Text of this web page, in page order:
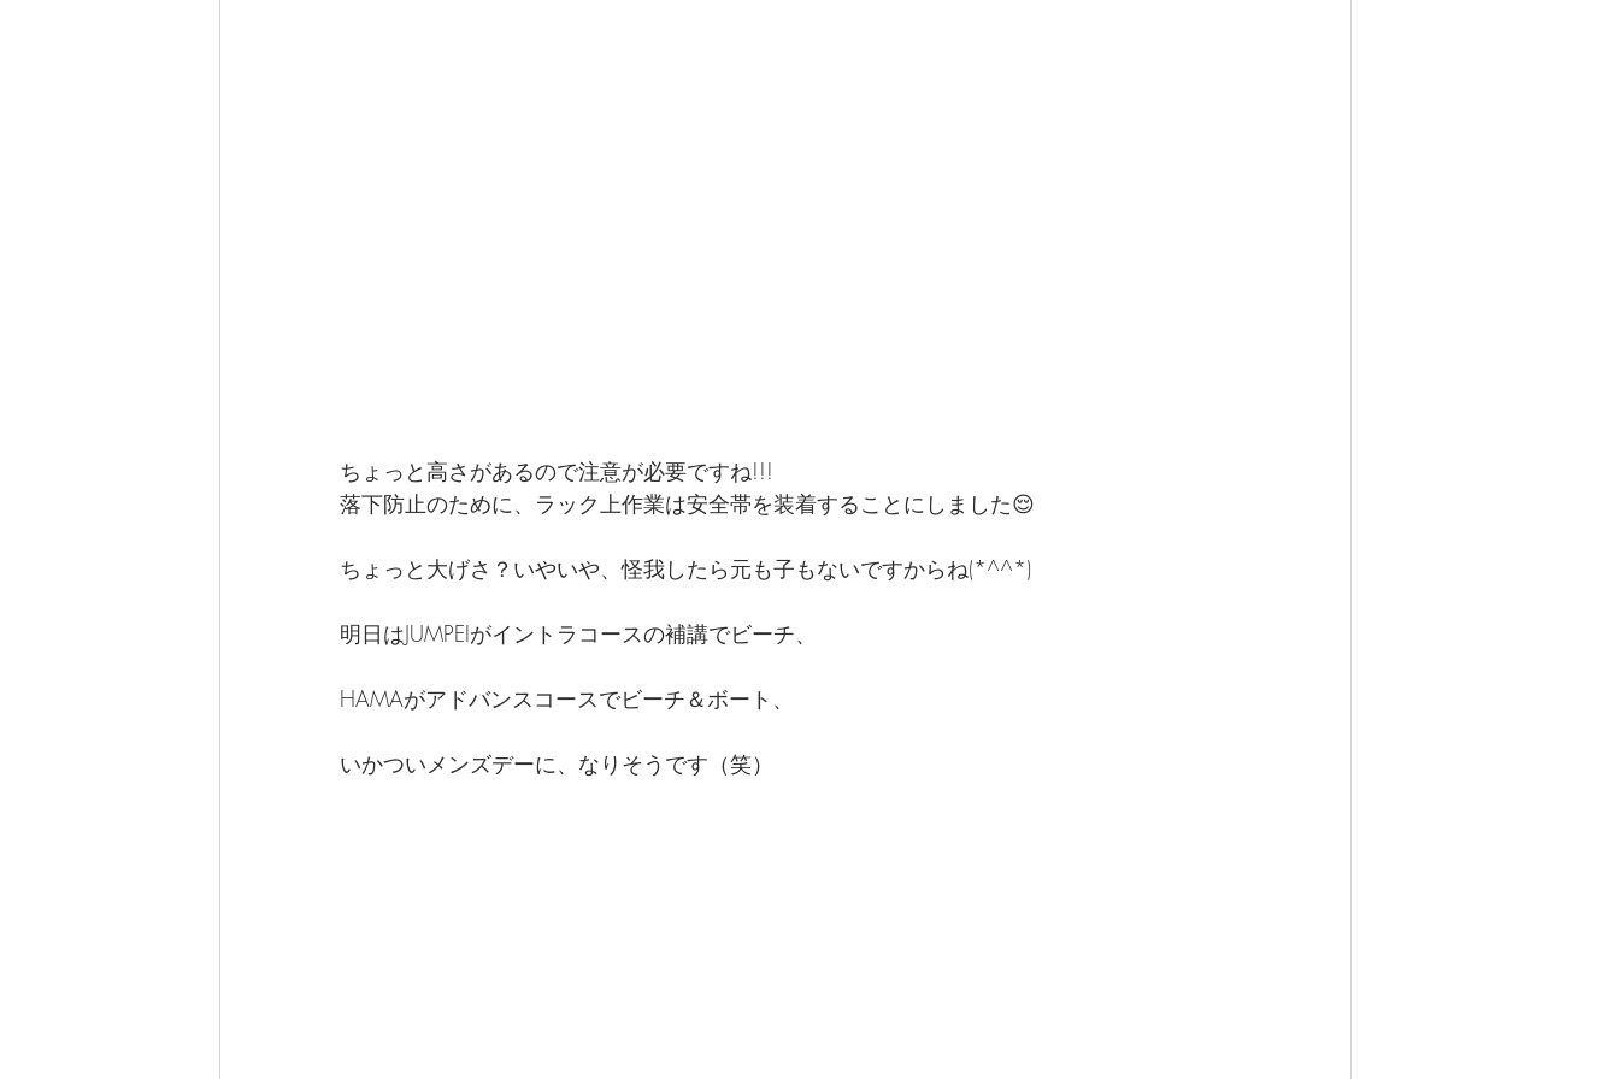
ちょっと高さがあるので注意が必要ですね!!!
落下防止のために、ラック上作業は安全帯を装着することにしました😌
ちょっと大げさ？いやいや、怪我したら元も子もないですからね(*^^*)
明日はJUMPEIがイントラコースの補講でビーチ、
HAMAがアドバンスコースでビーチ＆ボート、
いかついメンズデーに、なりそうです（笑）